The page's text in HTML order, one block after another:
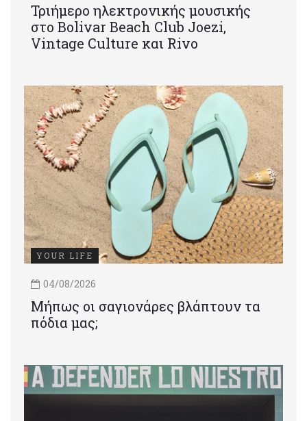
Τριήμερο ηλεκτρονικής μουσικής
στο Bolivar Beach Club Joezi,
Vintage Culture και Rivo
YOUR LIFE
04/08/2026
Μήπως οι σαγιονάρες βλάπτουν τα
πόδια μας;